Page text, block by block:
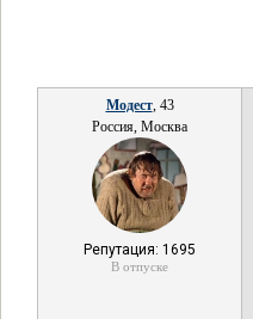
Модест, 43
Россия, Москва
Репутация: 1695
В отпуске